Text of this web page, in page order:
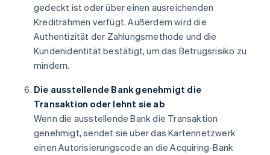
gedeckt ist oder über einen ausreichenden
Kreditrahmen verfügt. Außerdem wird die
Authentizität der Zahlungsmethode und die
Kundenidentität bestätigt, um das Betrugsrisiko zu
mindern.
Die ausstellende Bank genehmigt die
Transaktion oder lehnt sie ab
Wenn die ausstellende Bank die Transaktion
genehmigt, sendet sie über das Kartennetzwerk
einen Autorisierungscode an die Acquiring-Bank